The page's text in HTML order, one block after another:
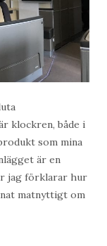
klockren, både i
som mina
är en
jag förklarar hur
matnyttigt om